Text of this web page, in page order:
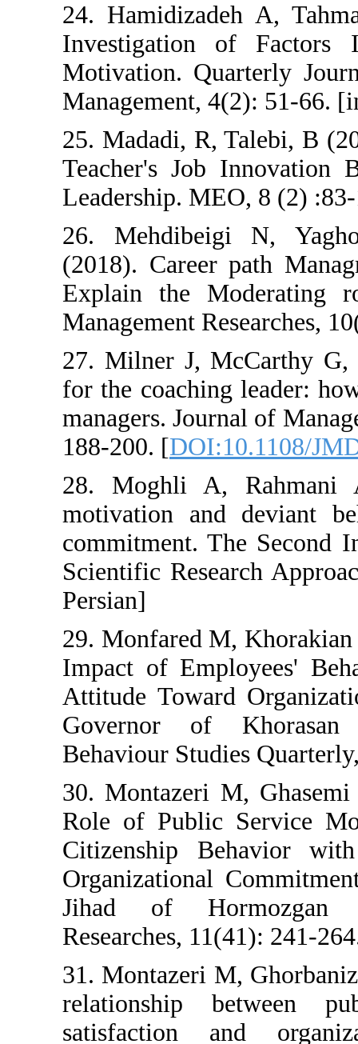
24.
Investigation
Motivation.
Management,
25. Madadi, R,
Teacher's Job
Leadership.
26.
(2018). Career
Explain the
Management
27. Milner J,
for the
managers.
188-200. [
28. Moghli A,
motivation
commitment.
Scientific
29. Monfared
Impact of
Attitude
Governor of
Behaviour
30. Montazeri
Role of Public
Citizenship
Organizational
Jihad of
Researches,
31. Montazeri
relationship
satisfaction